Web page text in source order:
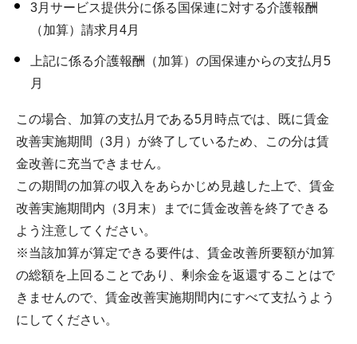
3月サービス提供分に係る国保連に対する介護報酬
（加算）請求月4月
上記に係る介護報酬（加算）の国保連からの支払月5
月
この場合、加算の支払月である5月時点では、既に賃金
改善実施期間（3月）が終了しているため、この分は賃
金改善に充当できません。
この期間の加算の収入をあらかじめ見越した上で、賃金
改善実施期間内（3月末）までに賃金改善を終了できる
よう注意してください。
※当該加算が算定できる要件は、賃金改善所要額が加算
の総額を上回ることであり、剰余金を返還することはで
きませんので、賃金改善実施期間内にすべて支払うよう
にしてください。